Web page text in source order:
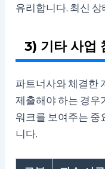
유리합니다. 최신
3) 기타 사업
파트너사와 체결한
제출해야 하는 경우
워크를 보여주는 중
니다.